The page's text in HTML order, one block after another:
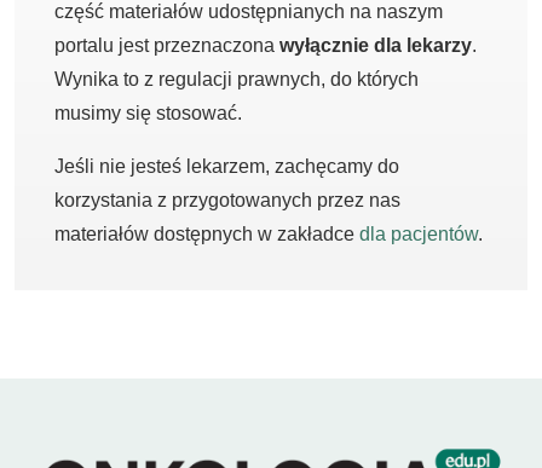
część materiałów udostępnianych na naszym
portalu jest przeznaczona wyłącznie dla lekarzy.
Wynika to z regulacji prawnych, do których
musimy się stosować.
Jeśli nie jesteś lekarzem, zachęcamy do
korzystania z przygotowanych przez nas
materiałów dostępnych w zakładce dla pacjentów.